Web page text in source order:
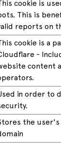
cookie is
This is
reports on
cookie is a
-
content
in order to
the